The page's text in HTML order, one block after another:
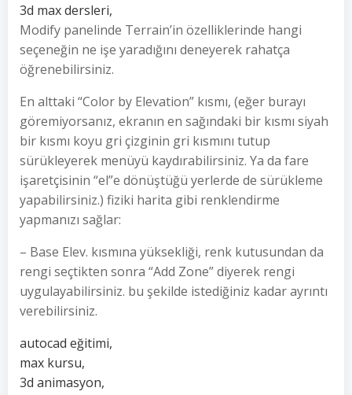
3d max dersleri,
Modify panelinde Terrain’in özelliklerinde hangi
seçeneğin ne işe yaradığını deneyerek rahatça
öğrenebilirsiniz.
En alttaki “Color by Elevation” kısmı, (eğer burayı
göremiyorsanız, ekranın en sağındaki bir kısmı siyah
bir kısmı koyu gri çizginin gri kısmını tutup
sürükleyerek menüyü kaydırabilirsiniz. Ya da fare
işaretçisinin “el”e dönüştüğü yerlerde de sürükleme
yapabilirsiniz.) fiziki harita gibi renklendirme
yapmanızı sağlar:
– Base Elev. kısmına yüksekliği, renk kutusundan da
rengi seçtikten sonra “Add Zone” diyerek rengi
uygulayabilirsiniz. bu şekilde istediğiniz kadar ayrıntı
verebilirsiniz.
autocad eğitimi,
max kursu,
3d animasyon,